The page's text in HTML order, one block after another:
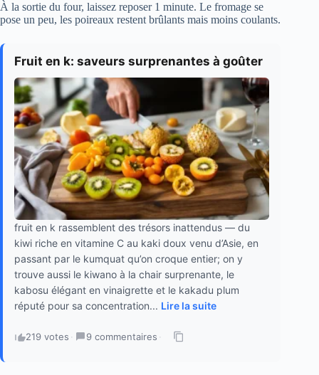
À la sortie du four, laissez reposer 1 minute. Le fromage se
pose un peu, les poireaux restent brûlants mais moins coulants.
Fruit en k: saveurs surprenantes à goûter
fruit en k rassemblent des trésors inattendus — du
kiwi riche en vitamine C au kaki doux venu d’Asie, en
passant par le kumquat qu’on croque entier; on y
trouve aussi le kiwano à la chair surprenante, le
kabosu élégant en vinaigrette et le kakadu plum
réputé pour sa concentration... Lire la suite
219 votes · 9 commentaires ·